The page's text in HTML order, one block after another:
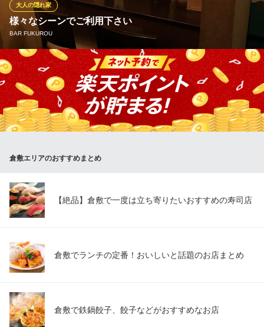
倉敷ロイヤルアートホテル レストラン 八間蔵
フレンチレストラン
ＪＲ倉敷駅 徒歩10分
岡山県倉敷市阿知3-21-19 倉敷ロイヤルアートホテル1F
様々なシーンでご利用下さい
BAR FUKUROU
大人の隠れ家
美観地区の入り口付近に佇むスタイリッシュな空間のバーです。
店内はカウンターだけではなく、半個室風カウンター（2名）・最
大10名様でご利用いただけるテーブル席など様々なお席をご用意
しております。カップルやゆっくり美味しいお酒を楽しみたいお
客様、さらには記念日・観光・会社の打ち上げなどにもオススメ
です。
BAR FUKUROU
水島臨海鉄道水島本線倉敷市駅 徒歩9分
岡山県倉敷市阿知2-21-12
倉敷エリアのおすすめまとめ
【絶品】倉敷で一度は立ち寄りたいおすすめの寿司店
倉敷でランチの定番！おいしいと話題のお店まとめ
倉敷で鉄鍋餃子、餃子などがおすすめなお店